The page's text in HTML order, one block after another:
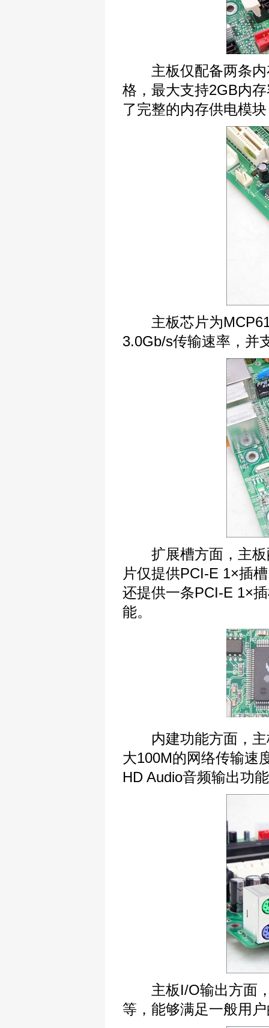
主板仅配备两条内
格，最大支持2GB内
了完整的内存供电模
主板芯片为
3.0Gb/s传输速率，并
扩展槽方面，主板
片仅提供PCI-E 1×插
还提供一条PCI-E 1×
能。
内建功能方面，主
大100M的网络传输速
HD Audio音频输出功
主板I/O输出方面，
等，能够满足一般用